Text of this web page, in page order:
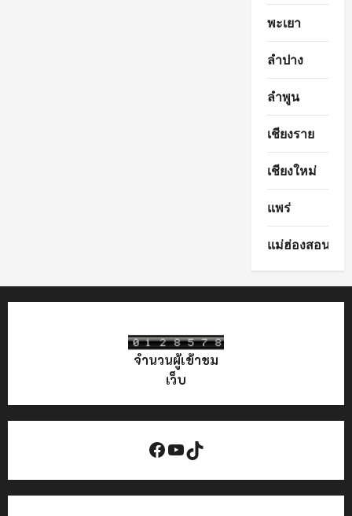
พะเยา
ลำปาง
ลำพูน
เชียงราย
เชียงใหม่
แพร่
แม่ฮ่องสอน
จำนวนผู้เข้าชม
เว็บ
Facebook
YouTube
TikTok